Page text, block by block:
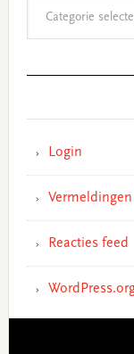
Login
Reacties feed